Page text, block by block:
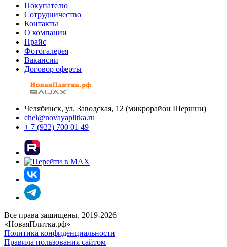
Покупателю
Сотрудничество
Контакты
О компании
Прайс
Фотогалерея
Вакансии
Договор оферты
Челябинск, ул. Заводская, 12 (микрорайон Шершни)
chel@novayaplitka.ru
+ 7 (922) 700 01 49
Все права защищены. 2019-2026
«НоваяПлитка.рф»
Политика конфиденциальности
Правила пользования сайтом